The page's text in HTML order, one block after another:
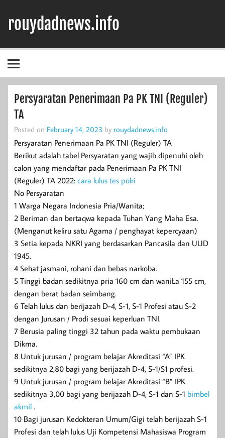
content
rouydadnews.info
Persyaratan Penerimaan Pa PK TNI (Reguler)
TA
Posted on February 14, 2023 by rouydadnews.info
Persyaratan Penerimaan Pa PK TNI (Reguler) TA
Berikut adalah tabel Persyaratan yang wajib dipenuhi oleh
calon yang mendaftar pada Penerimaan Pa PK TNI
(Reguler) TA 2022: cara lulus tes polri
No Persyaratan
1 Warga Negara Indonesia Pria/Wanita;
2 Beriman dan bertaqwa kepada Tuhan Yang Maha Esa.
(Menganut keliru satu Agama / penghayat kepercyaan)
3 Setia kepada NKRI yang berdasarkan Pancasila dan UUD
1945.
4 Sehat jasmani, rohani dan bebas narkoba.
5 Tinggi badan sedikitnya pria 160 cm dan waniŁa 155 cm,
dengan berat badan seimbang.
6 Telah lulus dan berijazah D-4, S-1, S-1 Profesi atau S-2
dengan Jurusan / Prodi sesuai keperluan TNI.
7 Berusia paling tinggi 32 tahun pada waktu pembukaan
Dikma.
8 Untuk jurusan / program belajar Akreditasi “A” IPK
sedikitnya 2,80 bagi yang berijazah D-4, S-1/S1 profesi.
9 Untuk jurusan / program belajar Akreditasi “B” IPK
sedikitnya 3,00 bagi yang berijazah D-4, S-1 dan S-1 bimbel
akmil .
10 Bagi jurusan Kedokteran Umum/Gigi telah berijazah S-1
Profesi dan telah lulus Uji Kompetensi Mahasiswa Program